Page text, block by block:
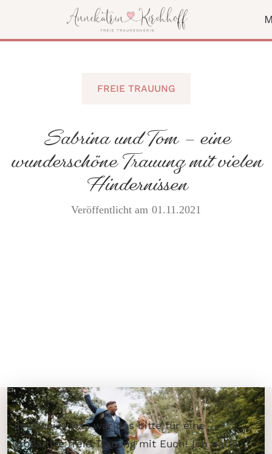
FREIE TRAUUNG
Sabrina und Tom – eine
wunderschöne Trauung mit vielen
Hindernissen
Veröffentlicht am 01.11.2021
Ihr Zwei – was war das bitte für eine
großartige freie Trauung mit Euch! Ich hatte